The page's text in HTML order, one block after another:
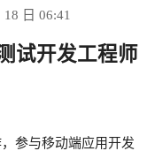
日 06:41
试开发工程师
参与移动端应用开发